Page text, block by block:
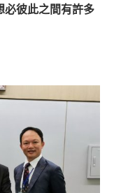
必彼此之間有許多